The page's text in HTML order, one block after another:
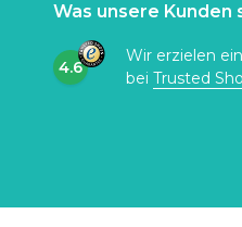
Was unsere Kunden
4.6
Wir erzielen
bei Trusted